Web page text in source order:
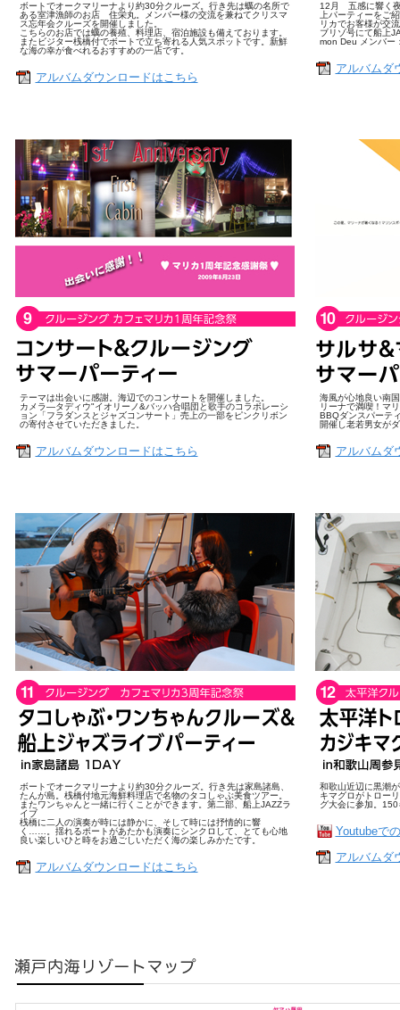
ボートでオークマリーナより約30分クルーズ。行き先は蠣の名所で
ある室津漁師のお店 住栄丸。メンバー様の交流を兼ねてクリスマ
ス忘年会クルーズを開催しました。
こちらのお店では蠣の養殖、料理店、宿泊施設も備えております。
またビジター桟橋付でボートで立ち寄れる人気スポットです。新鮮
な海の幸が食べれるおすすめの一店です。
アルバムダウンロードはこちら
12月 五感に響く
上パーティーをご
リカでお客様が交
ブリゾ号にて船上
mon Deu メンバ
アルバムダ
テーマは出会いに感謝。海辺でのコンサートを開催しました。
カメラ—タディウ"イオリーノ&バッハ合唱団と歌手のコラボレーシ
ョン「フラダンスとジャズコンサート」売上の一部をピンクリボン
の寄付させていただきました。
アルバムダウンロードはこちら
海風が心地良い南
リーナで満喫！マ
BBQダンスパーテ
開催し老若男女が
アルバムダ
ボートでオークマリーナより約30分クルーズ。行き先は家島諸島、
たんが島。桟橋付地元海鮮料理店で名物のタコしゃぶ美食ツアー。
またワンちゃんと一緒に行くことができます。第二部、船上JAZZラ
イブ
桟橋に二人の演奏が時には静かに、そして時には抒情的に響
く……。揺れるボートがあたかも演奏にシンクロして、とても心地
良い楽しいひと時をお過ごしいただく海の楽しみかたです。
アルバムダウンロードはこちら
和歌山近辺に黒潮
キマグロがトロー
グ大会に参加。
Youtubeで
アルバムダ